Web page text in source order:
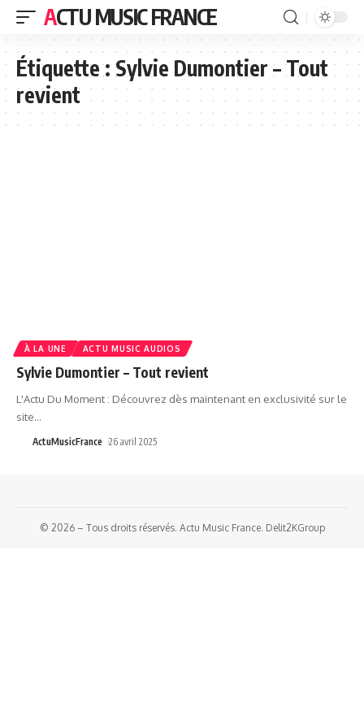
ACTU MUSIC FRANCE
Étiquette :Sylvie Dumontier – Tout
revient
À LA UNE ACTU MUSIC AUDIOS
Sylvie Dumontier – Tout revient
L'Actu Du Moment : Découvrez dès maintenant en exclusivité sur le
site…
ActuMusicFrance 26 avril 2025
© 2026 – Tous droits réservés. Actu Music France. Delit2KGroup